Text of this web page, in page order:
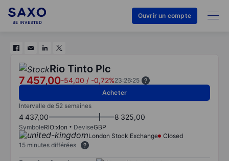
Ouvrir un compte
Rio Tinto Plc
7 457,00-54,00 / -0,72%23:26:25
Acheter
Intervalle de 52 semaines
4 437,00 8 325,00
SymboleRIO:xlon DeviseGBP
London Stock Exchange
Closed
15 minutes différées